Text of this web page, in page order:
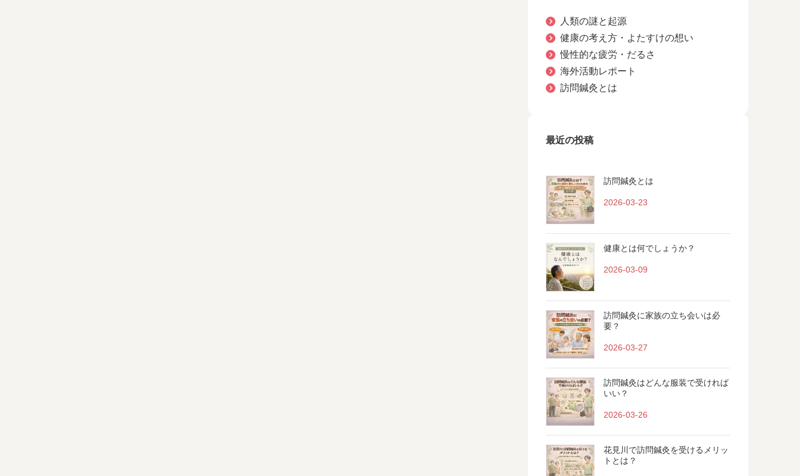
人類の謎と起源
健康の考え方・よたすけの想い
慢性的な疲労・だるさ
海外活動レポート
訪問鍼灸とは
最近の投稿
訪問鍼灸とは
2026-03-23
健康とは何でしょうか？
2026-03-09
訪問鍼灸に家族の立ち会いは必
要？
2026-03-27
訪問鍼灸はどんな服装で受ければ
いい？
2026-03-26
花見川で訪問鍼灸を受けるメリッ
トとは？